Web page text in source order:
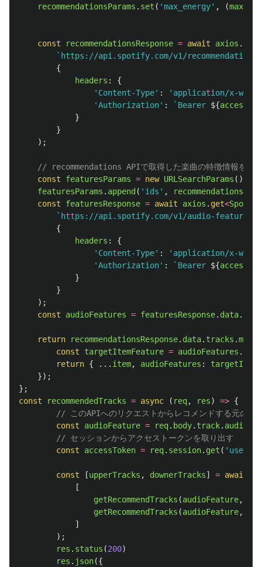
recommendationsParams . set ( 'max_energy' , (
const recommendationsResponse = await axios .
`https://api.spotify.com/v1/recommendations?
{
headers :
{
' Content-Type' : ' application/x-www-
'Authorization' : `Bearer ${
}
}
);
// recommendations APIで取得した楽曲の特徴情報を取
const
featuresParams = new URLSearchParams ();
featuresParams . append ( ' ids ' ,
const
featuresResponse = await axios . get<
`https://api.spotify.com/v1/audio-features?
{
headers :
{
' Content-Type' : ' application/x-www-
'Authorization' : `Bearer ${
}
}
);
const
audioFeatures = featuresResponse. data.
return recommendationsResponse. data. tracks .map
const
targetItemFeature = audioFeatures .
return { ... item, audioFeatures :
});
};
const
recommendedTracks = async ( req, res) => {
// このAPIへのリクエストからレコメンドする元の曲
const
audioFeature = req. body. track.
// セッションからアクセストークンを取り出す
const
accessToken = req. session. get ( ' user
const [upperTracks , downerTracks] = await
[
getRecommendTracks (audioFeature,
getRecommendTracks (audioFeature,
]
);
res . status (200)
res . json({